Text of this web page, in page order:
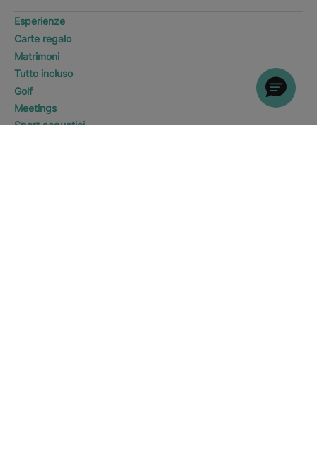
Esperienze
Carte regalo
Matrimoni
Tutto incluso
Golf
Meetings
Sport acquatici